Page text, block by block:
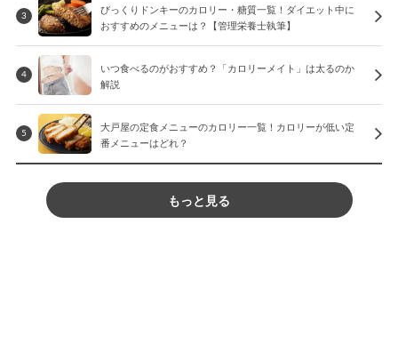
3
びっくりドンキーのカロリー・糖質一覧！ダイエット中に
おすすめのメニューは？【管理栄養士執筆】
4
いつ食べるのがおすすめ？「カロリーメイト」は太るのか
解説
5
大戸屋の定食メニューのカロリー一覧！カロリーが低い定
番メニューはどれ？
もっと見る